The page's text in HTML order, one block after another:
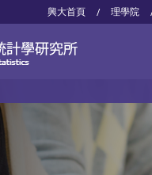
興大首頁 / 理學院